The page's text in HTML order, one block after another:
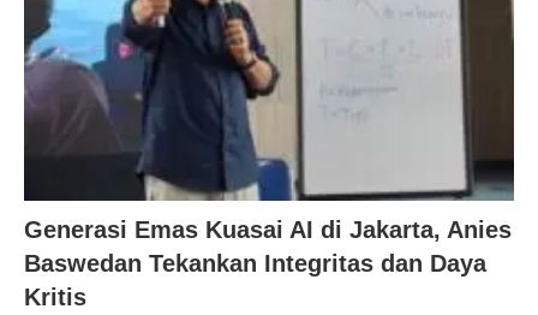
Generasi Emas Kuasai AI di Jakarta, Anies
Baswedan Tekankan Integritas dan Daya
Kritis